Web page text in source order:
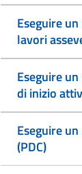
Eseguire
lavori
Eseguire
di inizio
Eseguire
(PDC)